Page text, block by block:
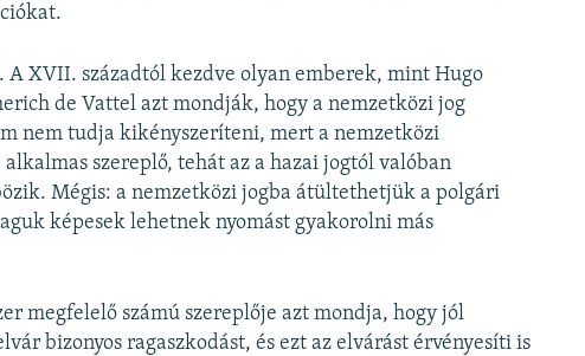
A XVII. századtól kezdve olyan emberek, mint Hugo
de Vattel azt mondják, hogy a nemzetközi jog
nem tudja kikényszeríteni, mert a nemzetközi
szereplő, tehát az a hazai jogtól valóban
Mégis: a nemzetközi jogba átültethetjük a polgári
képesek lehetnek nyomást gyakorolni más
megfelelő számú szereplője azt mondja, hogy jól
bizonyos ragaszkodást, és ezt az elvárást érvényesíti is